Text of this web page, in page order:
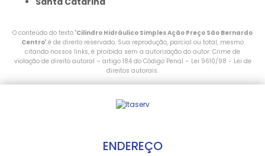
O conteúdo do texto "Cilindro Hidráulico Simples Ação Preço São Bernardo
Centro" é de direito reservado. Sua reprodução, parcial ou total, mesmo
citando nossos links, é proibida sem a autorização do autor. Crime de
violação de direito autoral – artigo 184 do Código Penal – Lei 9610/98 - Lei de
direitos autorais.
ENDEREÇO